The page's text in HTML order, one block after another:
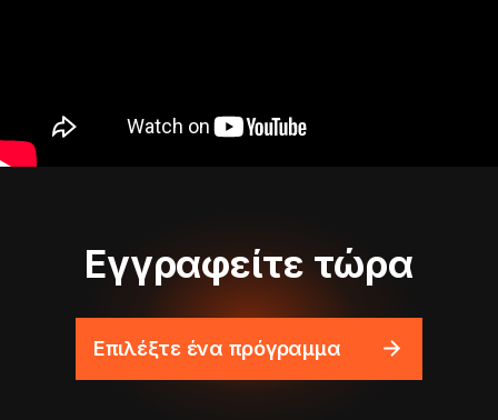
Εγγραφείτε τώρα
Επιλέξτε ένα πρόγραμμα